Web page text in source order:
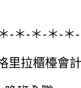
-＊-＊-＊-＊
里拉櫃檯會